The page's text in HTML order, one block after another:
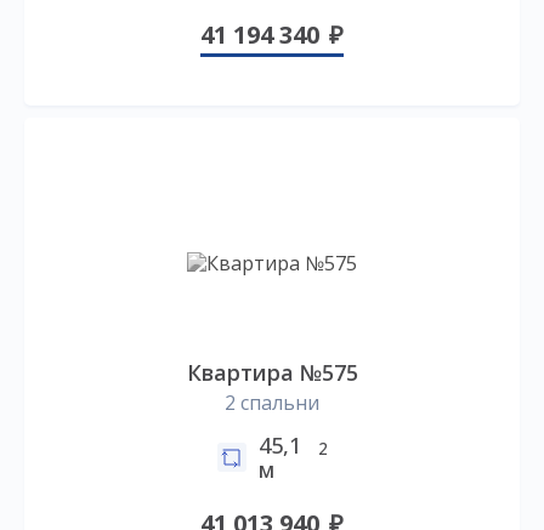
41 194 340
Квартира №575
2 спальни
45,1
м
2
41 013 940